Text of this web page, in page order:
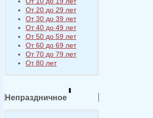
От 20 до 29 лет
От 30 до 39 лет
От 40 до 49 лет
От 50 до 59 лет
От 60 до 69 лет
От 70 до 79 лет
От 80 лет
Непраздничное